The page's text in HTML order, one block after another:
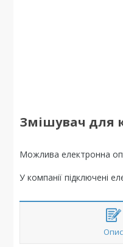
Змішувач для
У компанії підключені
Опис